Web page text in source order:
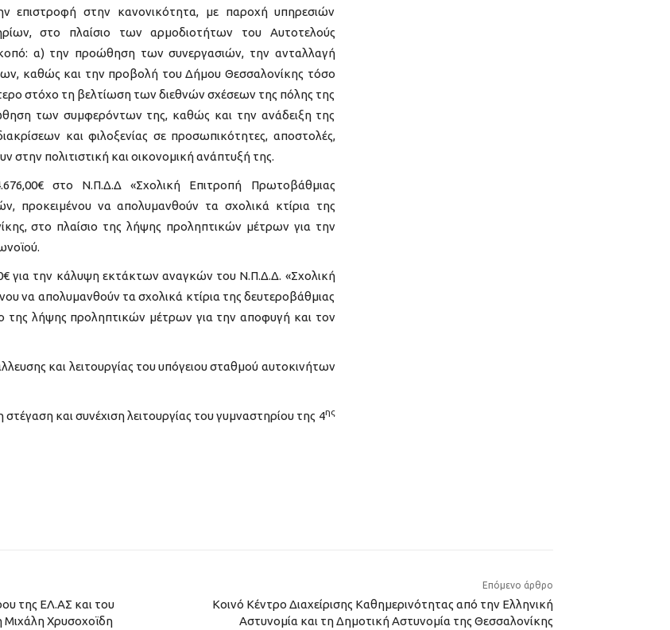
επιστροφή στην κανονικότητα, με παροχή υπηρεσιών
στο πλαίσιο των αρμοδιοτήτων του Αυτοτελούς
α) την προώθηση των συνεργασιών, την ανταλλαγή
καθώς και την προβολή του Δήμου Θεσσαλονίκης τόσο
στόχο τη βελτίωση των διεθνών σχέσεων της πόλης της
των συμφερόντων της, καθώς και την ανάδειξη της
και φιλοξενίας σε προσωπικότητες, αποστολές,
στην πολιτιστική και οικονομική ανάπτυξή της.
στο Ν.Π.Δ.Δ «Σχολική Επιτροπή Πρωτοβάθμιας
προκειμένου να απολυμανθούν τα σχολικά κτίρια της
στο πλαίσιο της λήψης προληπτικών μέτρων για την
για την κάλυψη εκτάκτων αναγκών του Ν.Π.Δ.Δ. «Σχολική
να απολυμανθούν τα σχολικά κτίρια της δευτεροβάθμιας
της λήψης προληπτικών μέτρων για την αποφυγή και τον
και λειτουργίας του υπόγειου σταθμού αυτοκινήτων
και συνέχιση λειτουργίας του γυμναστηρίου της 4ης
της ΕΛ.ΑΣ και του
Μιχάλη Χρυσοχοϊδη
Επόμενο άρθρο
Κοινό Κέντρο Διαχείρισης Καθημερινότητας από την Ελληνική
Αστυνομία και τη Δημοτική Αστυνομία της Θεσσαλονίκης